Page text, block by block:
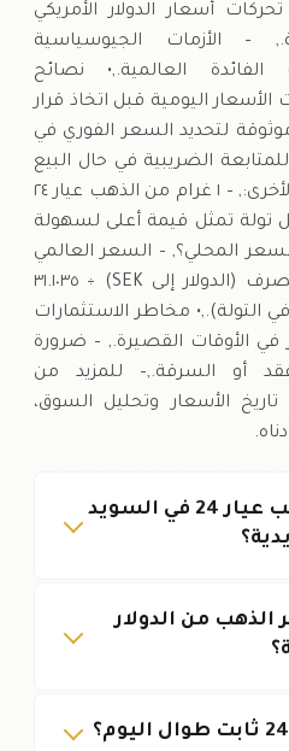
أسعار الدولار الأمريكي
– الأزمات الجيوسياسية
العالمية.,• نصائح
اليومية قبل اتخاذ قرار
لتحديد السعر الفوري في
الضريبية في حال البيع
لاحقاً.,• مقارنة مع الوحدات الأخرى:, – ١ غرام من الذهب عيار ٢٤
لكن كل تولة تمثل قيمة أعلى لسهولة
المحلي؟, – السعر العالمي
للذهب (بالدولار) × سعر الصرف (الدولار إلى SEK) ÷ ٣١.١٠٣٥
× ١١.٧ (غرام في التولة).,• مخاطر الاستثمارات
الأوقات القصيرة., – ضرورة
أو السرقة.,– للمزيد من
الأسعار وتحليل السوق،
ما هو سعر 1 تولة ذهب عيار 24 في السويد
من الدولار